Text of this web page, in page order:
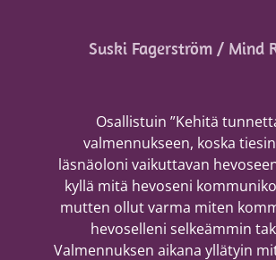
Suski Fagerström / Mind
Osallistuin ”Kehitä
valmennukseen, koska
läsnäoloni vaikuttavan
kyllä mitä hevoseni
mutten ollut varma miten
hevoselleni selkeämmin
Valmennuksen aikana yllätyin